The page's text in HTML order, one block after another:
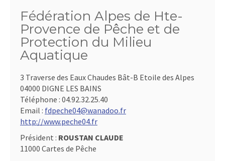
Fédération Alpes de Hte-
Provence de Pêche et de
Protection du Milieu
Aquatique
3 Traverse des Eaux Chaudes Bât-B Etoile des Alpes
04000 DIGNE LES BAINS
Téléphone : 04.92.32.25.40
Email : fdpeche04@wanadoo.fr
http://www.peche04.fr
Président : ROUSTAN CLAUDE
11000 Cartes de Pêche